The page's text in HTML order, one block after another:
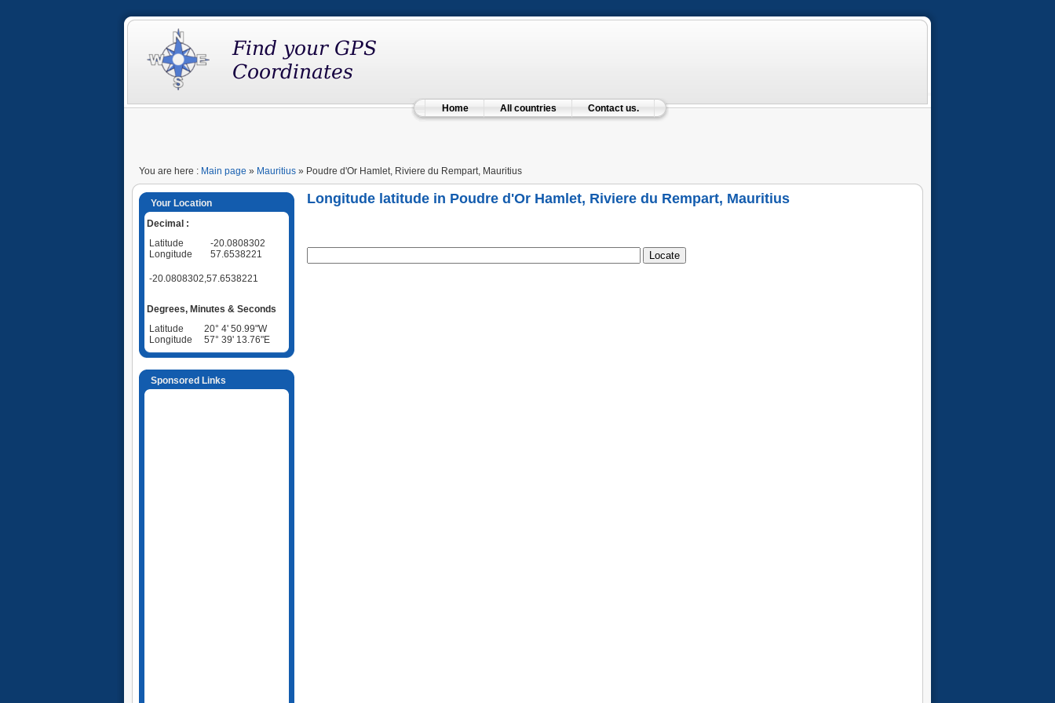
Home All countries Contact us.
You are here : Main page » Mauritius » Poudre d'Or Hamlet, Riviere du Rempart, Mauritius
Your Location
Decimal :
Latitude
-20.0808302
Longitude
57.6538221
-20.0808302,57.6538221
Degrees, Minutes & Seconds
Latitude
20° 4' 50.99"W
Longitude
57° 39' 13.76"E
Sponsored Links
Longitude latitude in Poudre d'Or Hamlet, Riviere du Rempart, Mauritius